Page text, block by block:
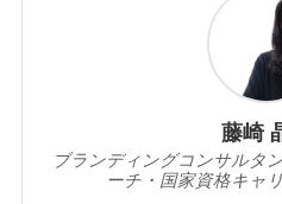
藤崎
ブランディングコンサルタ
ーチ・国家資格キャ